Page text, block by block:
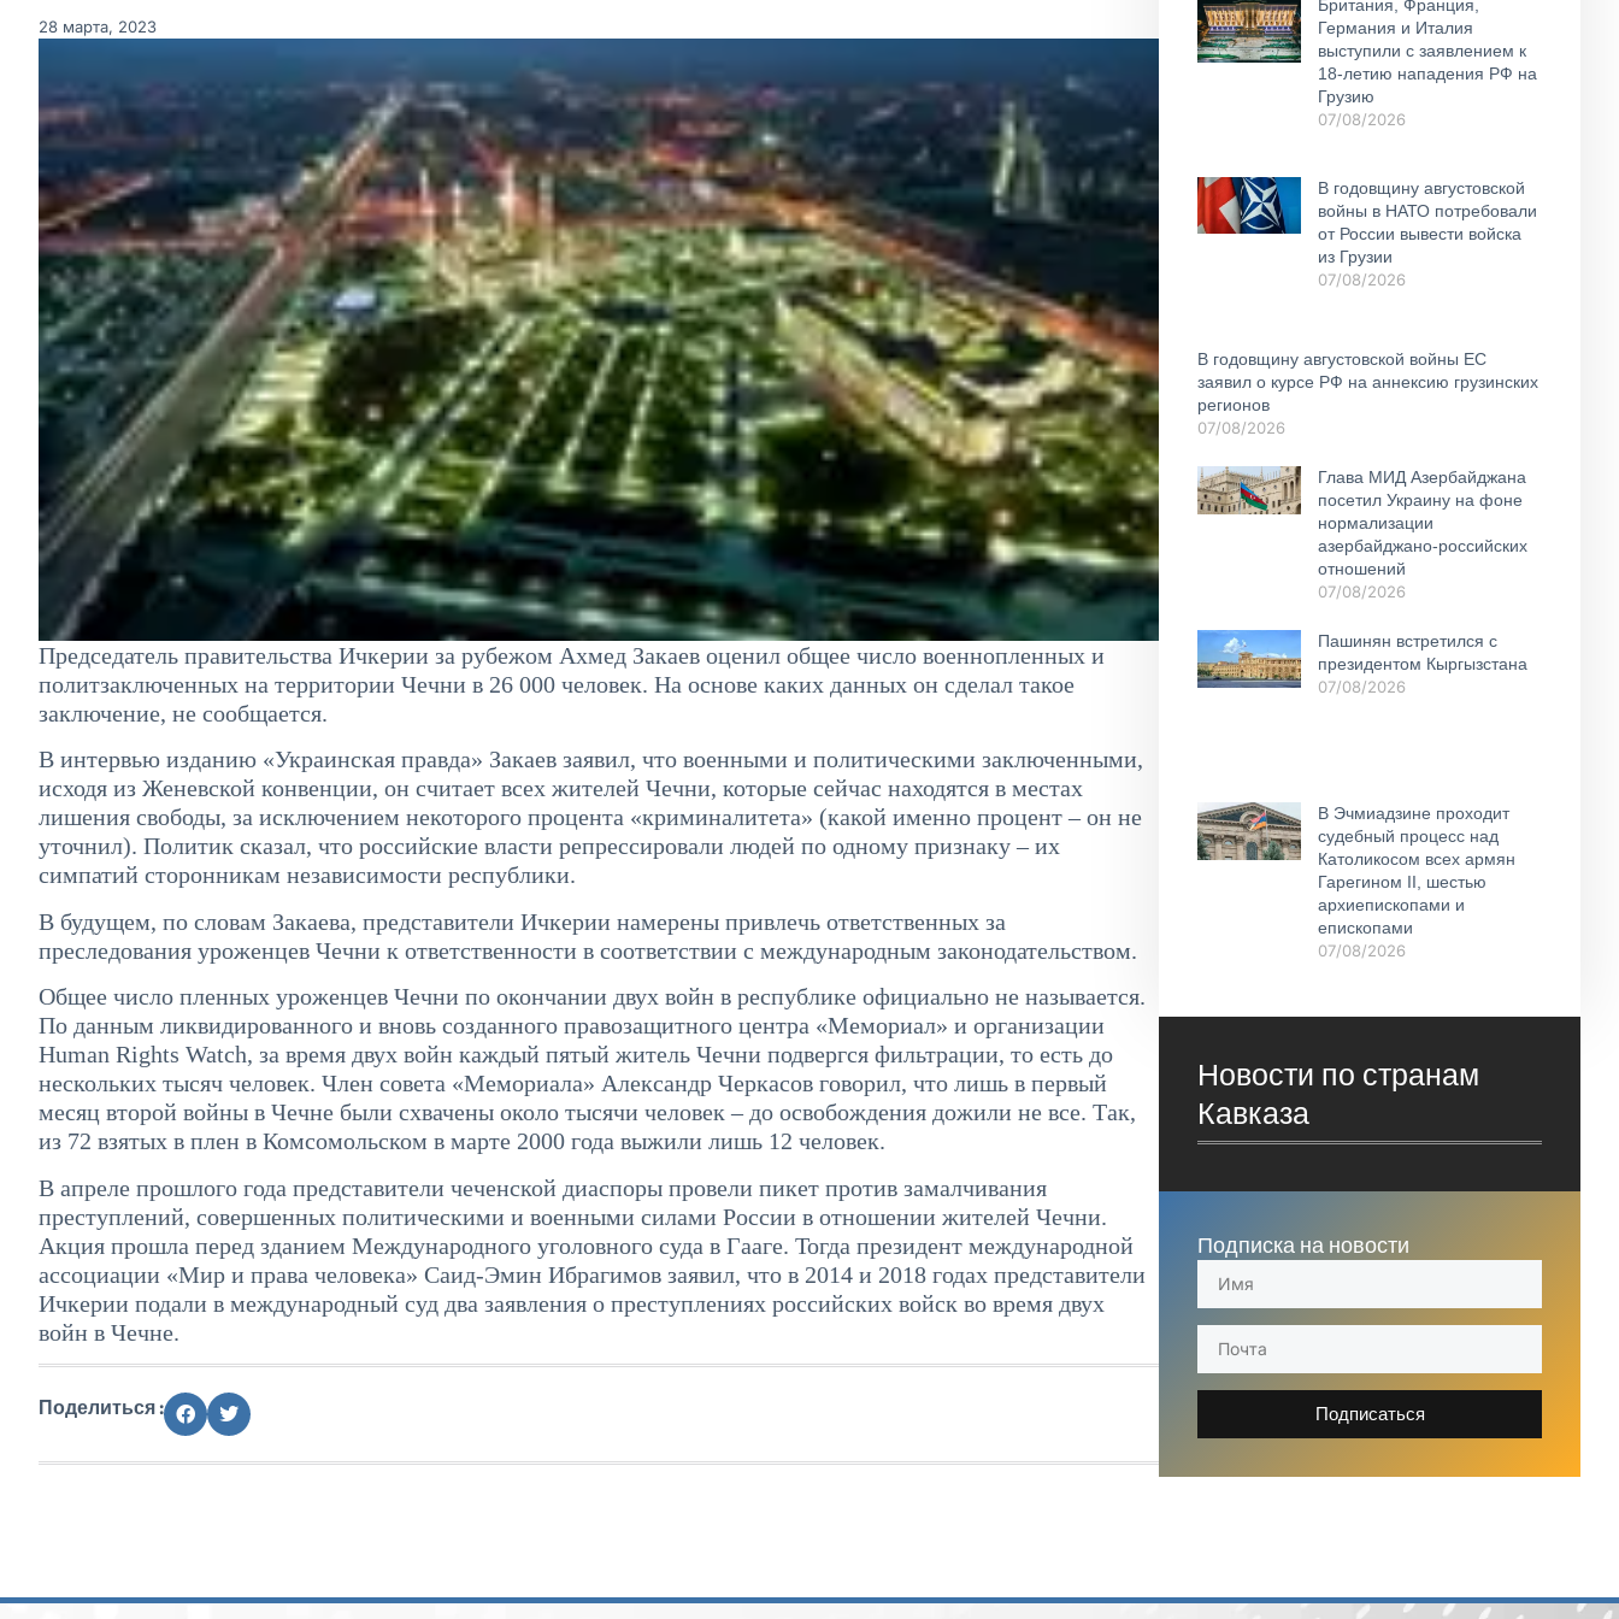
28 марта, 2023
Председатель правительства Ичкерии за рубежом Ахмед Закаев оценил общее число военнопленных и
политзаключенных на территории Чечни в 26 000 человек. На основе каких данных он сделал такое
заключение, не сообщается.
В интервью изданию «Украинская правда» Закаев заявил, что военными и политическими заключенными,
исходя из Женевской конвенции, он считает всех жителей Чечни, которые сейчас находятся в местах
лишения свободы, за исключением некоторого процента «криминалитета» (какой именно процент – он не
уточнил). Политик сказал, что российские власти репрессировали людей по одному признаку – их
симпатий сторонникам независимости республики.
В будущем, по словам Закаева, представители Ичкерии намерены привлечь ответственных за
преследования уроженцев Чечни к ответственности в соответствии с международным законодательством.
Общее число пленных уроженцев Чечни по окончании двух войн в республике официально не называется.
По данным ликвидированного и вновь созданного правозащитного центра «Мемориал» и организации
Human Rights Watch, за время двух войн каждый пятый житель Чечни подвергся фильтрации, то есть до
нескольких тысяч человек. Член совета «Мемориала» Александр Черкасов говорил, что лишь в первый
месяц второй войны в Чечне были схвачены около тысячи человек – до освобождения дожили не все. Так,
из 72 взятых в плен в Комсомольском в марте 2000 года выжили лишь 12 человек.
В апреле прошлого года представители чеченской диаспоры провели пикет против замалчивания
преступлений, совершенных политическими и военными силами России в отношении жителей Чечни.
Акция прошла перед зданием Международного уголовного суда в Гааге. Тогда президент международной
ассоциации «Мир и права человека» Саид-Эмин Ибрагимов заявил, что в 2014 и 2018 годах представители
Ичкерии подали в международный суд два заявления о преступлениях российских войск во время двух
войн в Чечне.
Поделиться :
Британия, Франция,
Германия и Италия
выступили с заявлением к
18-летию нападения РФ на
Грузию
07/08/2026
В годовщину августовской
войны в НАТО потребовали
от России вывести войска
из Грузии
07/08/2026
В годовщину августовской войны ЕС
заявил о курсе РФ на аннексию грузинских
регионов
07/08/2026
Глава МИД Азербайджана
посетил Украину на фоне
нормализации
азербайджано-российских
отношений
07/08/2026
Пашинян встретился с
президентом Кыргызстана
07/08/2026
В Эчмиадзине проходит
судебный процесс над
Католикосом всех армян
Гарегином II, шестью
архиепископами и
епископами
07/08/2026
Новости по странам
Кавказа
Подписка на новости
Подписаться